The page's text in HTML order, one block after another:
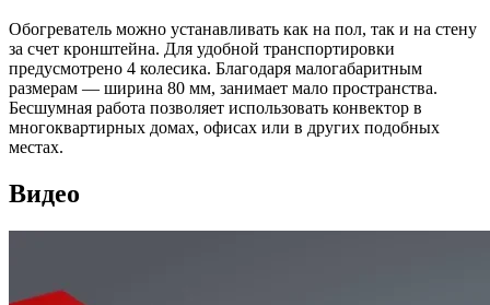
Обогреватель можно устанавливать как на пол, так и на стену
за счет кронштейна. Для удобной транспортировки
предусмотрено 4 колесика. Благодаря малогабаритным
размерам — ширина 80 мм, занимает мало пространства.
Бесшумная работа позволяет использовать конвектор в
многоквартирных домах, офисах или в других подобных
местах.
Видео